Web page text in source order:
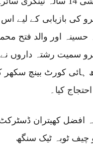
کی بازیابی کے لیے
حسینہ اور والد فتح
سمیت رشتہ داروں نے
ہائی کورٹ بینچ سکھر
کیا۔
افضل کھیتران
چیف ٹوبہ ٹیک سنگھ